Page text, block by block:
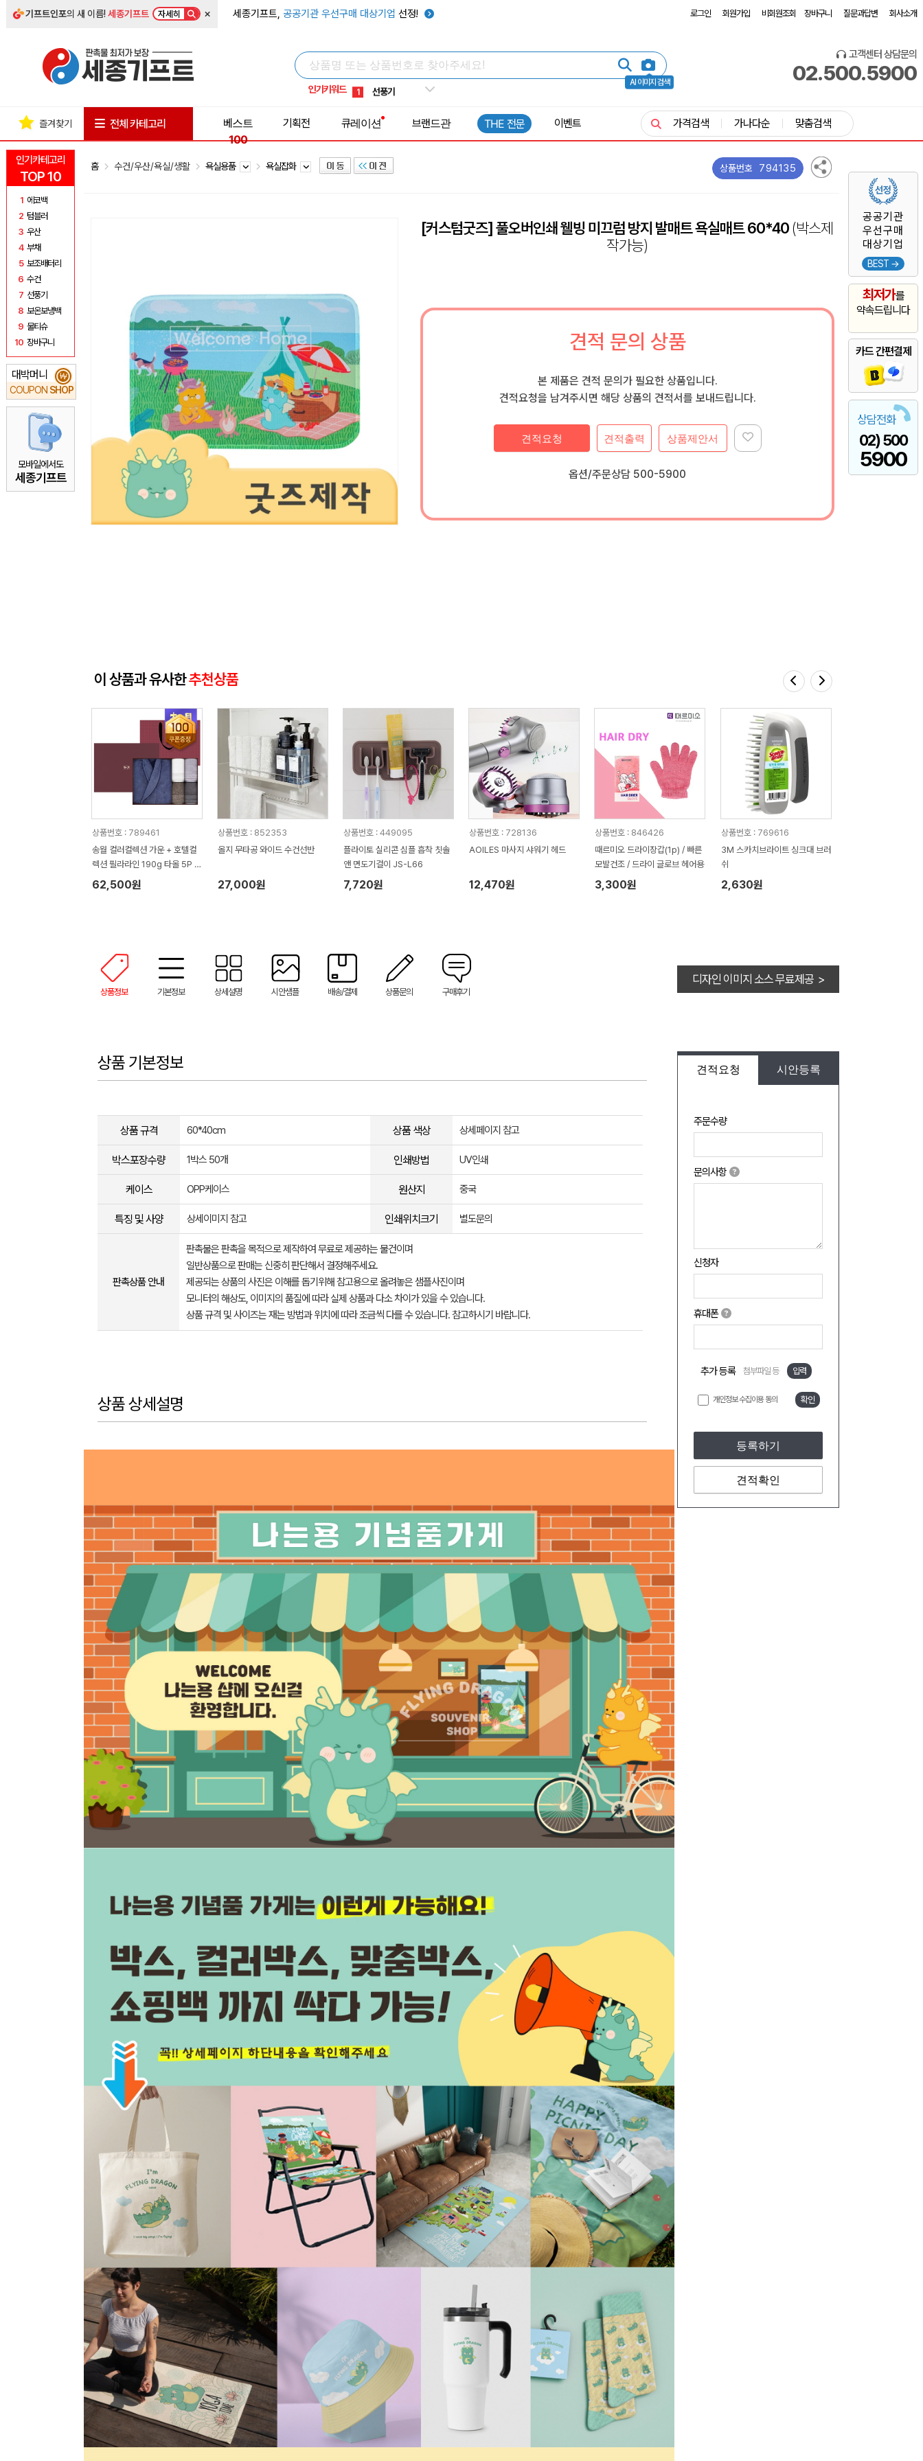
기프트인포의 새 이름!세종기프트 자세히 × 세종기프트, 공공기관 우선구매 대상기업 선정! 로그인 회원가입 비회원조회 장바구니 질문과답변 회사소개
AI 이미지 검색
인기키워드
7 텀블러
10 타포린가방
1 선풍기
고객센터 상담문의
02.500.5900
인기카테고리
TOP 10
1 에코백
2 텀블러
3 우산
4 부채
5 보조배터리
6 수건
7 선풍기
8 보온보냉백
9 물티슈
10 장바구니
대박머니
COUPON SHOP
₩
모바일에서도
세종기프트
공공기관
우선구매
대상기업
BEST →
최저가를
약속드립니다
카드 간편결제
상담전화
02) 500
5900
즐겨찾기 전체 카테고리
베스트
100
기획전 큐레이션 브랜드관 THE 전문 이벤트 가격검색 가나다순 맞춤검색
홈 수건/우산/욕실/생활 욕실용품 욕실잡화 상품번호 794135
[커스텀굿즈] 풀오버인쇄 웰빙 미끄럼 방지 발매트 욕실매트 60*40(박스제
작가능)
견적 문의 상품
본 제품은 견적 문의가 필요한 상품입니다.
견적요청을 남겨주시면 해당 상품의 견적서를 보내드립니다.
견적요청 상품제안서
견적출력
옵션/주문상담 500-5900
이 상품과 유사한추천상품
상품번호 : 789461
송월 컬러컬렉션 가운 + 호텔컬
렉션 필라라인 190g 타올 5P 세
트
62,500원
상품번호 : 852353
올지 무타공 와이드 수건선반
27,000원
상품번호 : 449095
플라이토 실리콘 심플 흡착 칫솔
앤 면도기걸이 JS-L66
7,720원
상품번호 : 728136
AOILES 마사지 샤워기 헤드
12,470원
상품번호 : 846426
때르미오 드라이장갑(1p) / 빠른
모발건조 / 드라이 글로브 헤어용
3,300원
상품번호 : 769616
3M 스카치브라이트 싱크대 브러
쉬
2,630원
상품정보 기본정보 상세설명 시안샘플 배송/결제 상품문의 구매후기
디자인 이미지 소스 무료제공 >
견적요청 시안등록
주문수량
문의사항
신청자
휴대폰
추가 등록 첨부파일 등 입력
개인정보 수집이용 동의 확인
등록하기
견적확인
상품 기본정보
상품 규격 60*40cm 상품 색상 상세페이지 참고
박스포장수량 1박스 50개 인쇄방법 UV인쇄
케이스 OPP케이스 원산지 중국
특징 및 사양 상세이미지 참고 인쇄위치크기 별도문의
판촉상품 안내
판촉물은 판촉을 목적으로 제작하여 무료로 제공하는 물건이며
일반상품으로 판매는 신중히 판단해서 결정해주세요.
제공되는 상품의 사진은 이해를 돕기위해 참고용으로 올려놓은 샘플사진이며
모니터의 해상도, 이미지의 품질에 따라 실제 상품과 다소 차이가 있을 수 있습니다.
상품 규격 및 사이즈는 재는 방법과 위치에 따라 조금씩 다를 수 있습니다. 참고하시기 바랍니다.
상품 상세설명